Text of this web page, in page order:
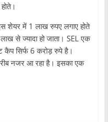
शेयर में 1 लाख रुपए लगाए होते
से ज्यादा हो जाता। SEL एक
कैप सिर्फ 6 करोड़ रुपे है।
नजर आ रहा है। इसका एक